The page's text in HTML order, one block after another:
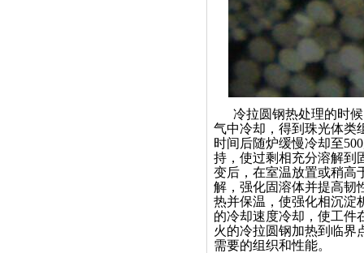
冷拉圆钢热处理的时
气中冷却，得到珠光体类
时间后随炉缓慢冷却至500
持，使过剩相充分溶解到
变后，在室温放置或稍高
解，强化固溶体并提高韧
热并保温，使强化相沉淀
的冷却速度冷却，使工件
火的冷拉圆钢加热到临界
需要的组织和性能。